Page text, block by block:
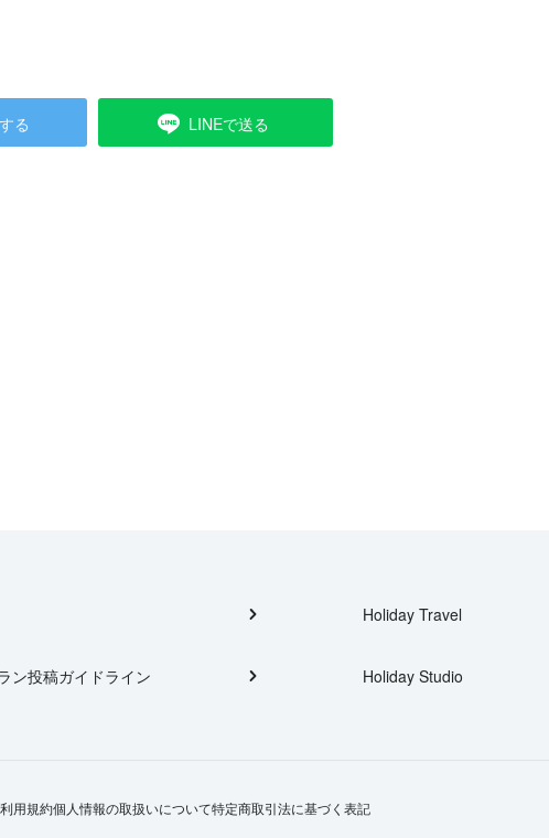
る LINEで送る
ン投稿ガイドライン
Holiday Travel
Holiday Studio
利用規約個人情報の取扱いについて特定商取引法に基づく表記